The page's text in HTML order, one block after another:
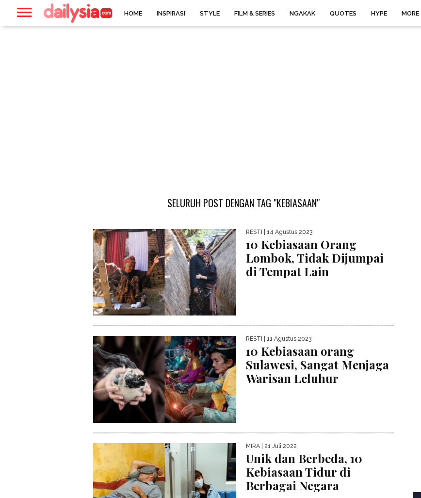
HOME INSPIRASI STYLE FILM & SERIES NGAKAK QUOTES HYPE MORE
SELURUH POST DENGAN TAG "KEBIASAAN"
RESTI | 14 Agustus 2023
10 Kebiasaan Orang
Lombok, Tidak Dijumpai
di Tempat Lain
RESTI | 11 Agustus 2023
10 Kebiasaan orang
Sulawesi, Sangat Menjaga
Warisan Leluhur
MIRA | 21 Juli 2022
Unik dan Berbeda, 10
Kebiasaan Tidur di
Berbagai Negara